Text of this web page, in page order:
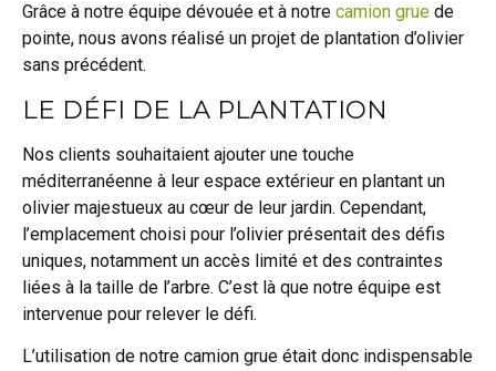
Grâce à notre équipe dévouée et à notre camion grue de
pointe, nous avons réalisé un projet de plantation d’olivier
sans précédent.
LE DÉFI DE LA PLANTATION
Nos clients souhaitaient ajouter une touche
méditerranéenne à leur espace extérieur en plantant un
olivier majestueux au cœur de leur jardin. Cependant,
l’emplacement choisi pour l’olivier présentait des défis
uniques, notamment un accès limité et des contraintes
liées à la taille de l’arbre. C’est là que notre équipe est
intervenue pour relever le défi.
L’utilisation de notre camion grue était donc indispensable